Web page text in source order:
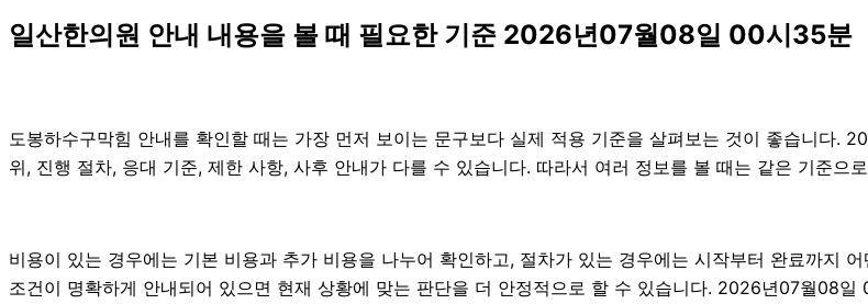
일산한의원 안내 내용을 볼 때 필요한 기준 2026년07월08일 00시35분
도봉하수구막힘 안내를 확인할 때는 가장 먼저 보이는 문구보다 실제 적용 기준을 살펴보는 것이 좋습니다.
위, 진행 절차, 응대 기준, 제한 사항, 사후 안내가 다를 수 있습니다. 따라서 여러 정보를 볼 때는 같은 기준으
비용이 있는 경우에는 기본 비용과 추가 비용을 나누어 확인하고, 절차가 있는 경우에는 시작부터 완료까지
조건이 명확하게 안내되어 있으면 현재 상황에 맞는 판단을 더 안정적으로 할 수 있습니다. 2026년07월08일